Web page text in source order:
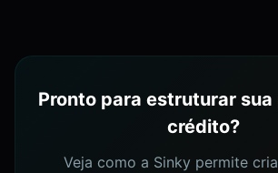
Pronto para estruturar
crédito?
Veja como a Sinky permite